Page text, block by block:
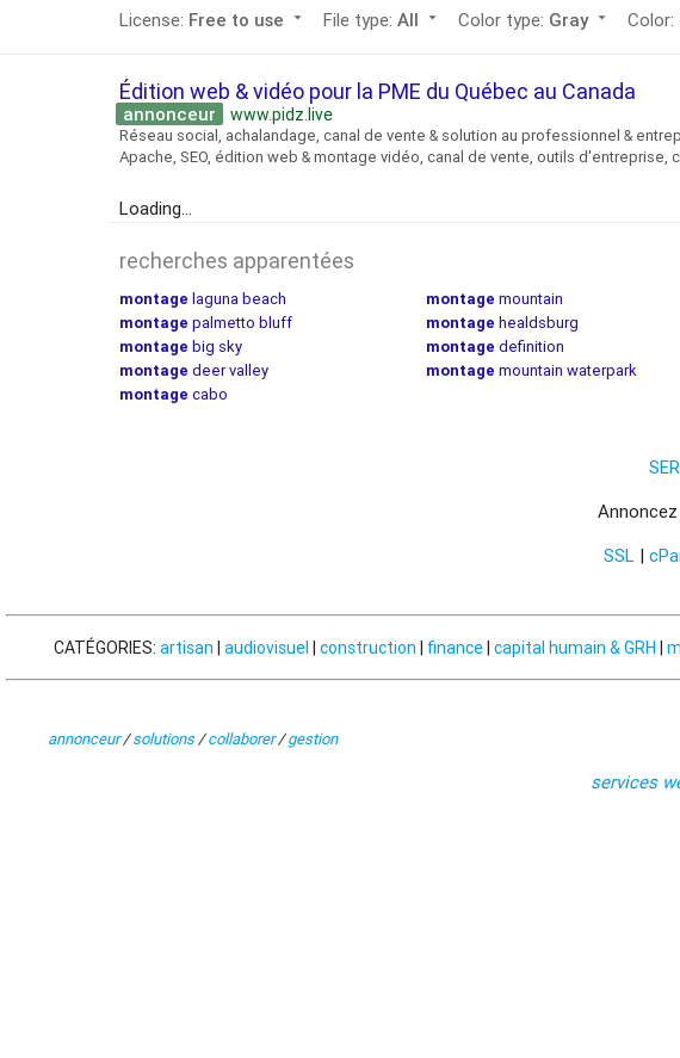
License: Free to use arrow_drop_down File type: All arrow_drop_down Color type: Gray arrow_drop_down Color:
Édition web & vidéo pour la PME du Québec au Canada
annonceur www.pidz.live
Réseau social, achalandage, canal de vente & solution au professionnel &
Apache, SEO, édition web & montage vidéo, canal de vente, outils d'entreprise,
Loading...
recherches apparentées
montage laguna beach montage mountain
montage palmetto bluff montage healdsburg
montage big sky montage definition
montage deer valley montage mountain waterpark
montage cabo
SSL |
CATÉGORIES: artisan | audiovisuel | construction | finance| capital humain & GRH |
annonceur/solutions/collaborer/gestion
services